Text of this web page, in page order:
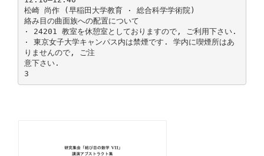
松崎 尚作 (早稲田大学教育 · 総合科学学術院)
絡み目の曲面族への配置について
· 24201 教室を休憩室としておりますので, ご利用下さい.
· 東京女子大学キャンパス内は禁煙です. 学内に喫煙所はあ
りませんので, ご注
意下さい.